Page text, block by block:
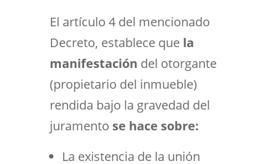
El artículo 4 del mencionado
Decreto, establece que la
manifestación del otorgante
(propietario del inmueble)
rendida bajo la gravedad del
juramento se hace sobre:
La existencia de la unión